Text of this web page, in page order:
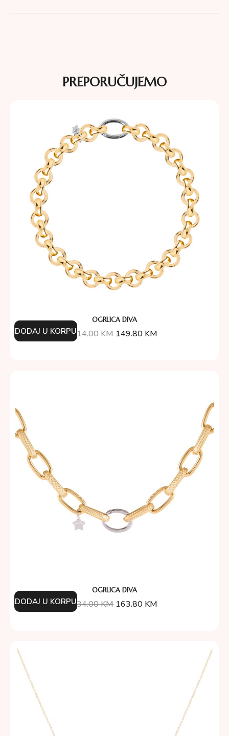
PREPORUČUJEMO
OGRLICA DIVA
214.00KM 149.80 KM
DODAJ U KORPU
OGRLICA DIVA
234.00KM 163.80 KM
DODAJ U KORPU